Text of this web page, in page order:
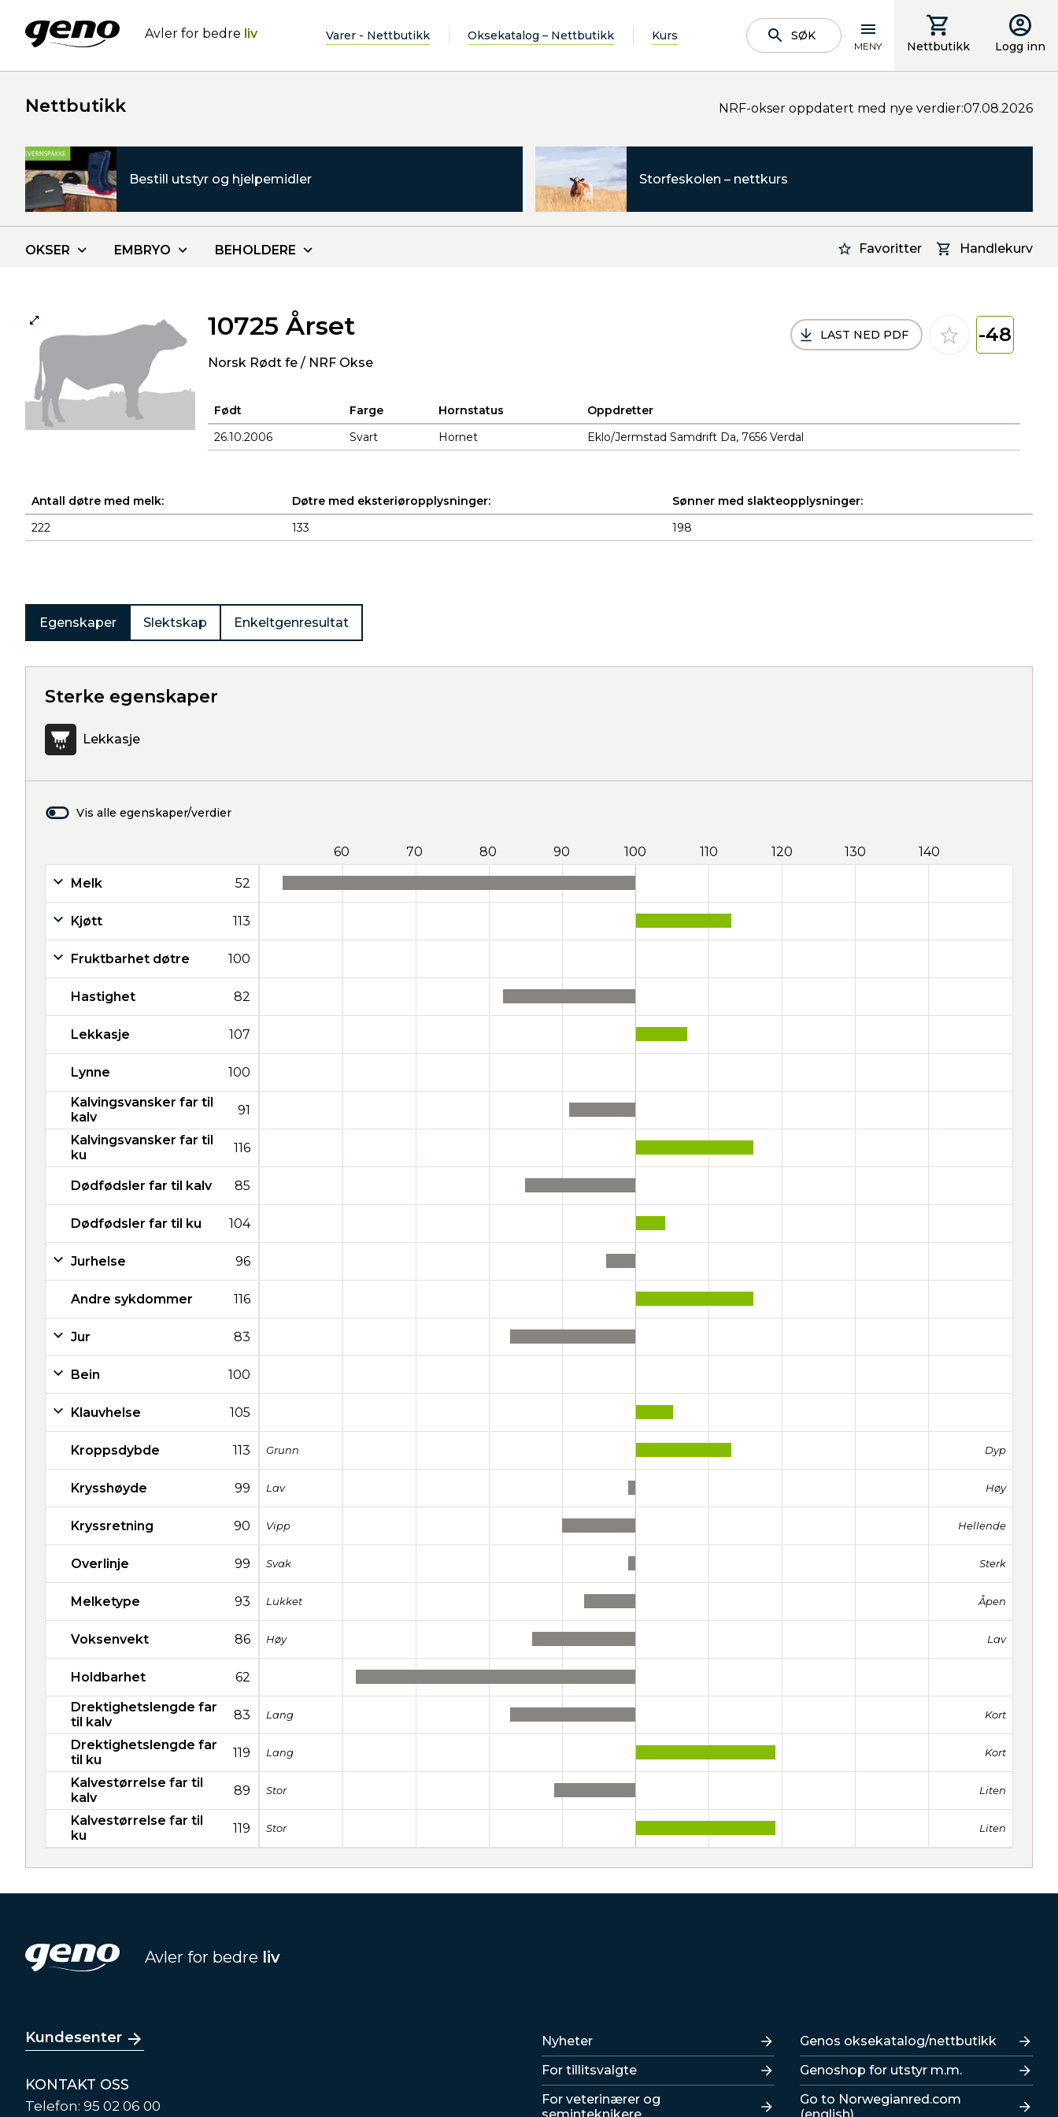
Avler for bedre liv Varer - Nettbutikk Oksekatalog – Nettbutikk Kurs SØK
MENY Nettbutikk Logg inn
Nettbutikk NRF-okser oppdatert med nye verdier:07.08.2026
Bestill utstyr og hjelpemidler Storfeskolen – nettkurs
Favoritter Handlekurv
OKSER EMBRYO BEHOLDERE
10725 Årset
Norsk Rødt fe / NRF Okse
LAST NED PDF -48
Født Farge Hornstatus
Oppdretter
26.10.2006
Svart Hornet Eklo/Jermstad Samdrift Da, 7656 Verdal
Antall døtre med melk: Døtre med eksteriøropplysninger:
Sønner med slakteopplysninger:
222
133 198
Egenskaper Slektskap Enkeltgenresultat
Sterke egenskaper
Lekkasje
Vis alle egenskaper/verdier
60 70 80 90 100 110 120 130 140
Melk 52
Kjøtt 113
Fruktbarhet døtre 100
Hastighet 82
Lekkasje 107
Lynne 100
Kalvingsvansker far til
kalv
91
Kalvingsvansker far til
ku
116
Dødfødsler far til kalv 85
Dødfødsler far til ku 104
Jurhelse 96
Andre sykdommer 116
Jur 83
Bein 100
Klauvhelse 105
Kroppsdybde 113 Grunn Dyp
Krysshøyde 99 Lav Høy
Kryssretning 90 Vipp Hellende
Overlinje 99 Svak Sterk
Melketype 93 Lukket Åpen
Voksenvekt 86 Høy Lav
Holdbarhet 62
Drektighetslengde far
til kalv
83 Lang Kort
Drektighetslengde far
til ku
119 Lang Kort
Kalvestørrelse far til
kalv
89 Stor Liten
Kalvestørrelse far til
ku
119 Stor Liten
Avler for bedre liv
Kundesenter
KONTAKT OSS
Telefon: 95 02 06 00
Lenker
Nyheter
For tillitsvalgte
For veterinærer og
seminteknikere
Lenker
Genos oksekatalog/nettbutikk
Genoshop for utstyr m.m.
Go to Norwegianred.com
(english)